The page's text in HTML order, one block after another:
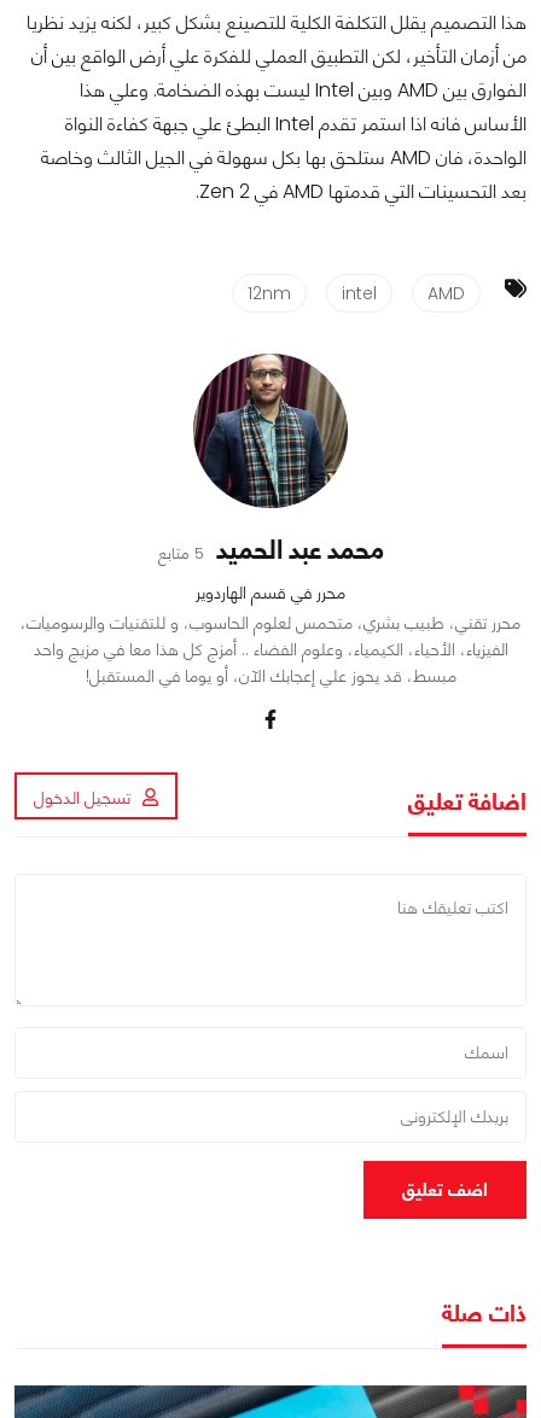
هذا التصميم يقلل التكلفة الكلية للتصينع بشكل كبير، لكنه يزيد نظريا
من أزمان التأخير، لكن التطبيق العملي للفكرة علي أرض الواقع بين أن
الفوارق بين AMD وبين Intel ليست بهذه الضخامة. وعلي هذا
الأساس فانه اذا استمر تقدم Intel البطئ علي جبهة كفاءة النواة
الواحدة، فان AMD ستلحق بها بكل سهولة في الجيل الثالث وخاصة
بعد التحسينات التي قدمتها AMD في Zen 2.
AMD
intel
12nm
محمد عبد الحميد 5 متابع
محرر في قسم الهاردوير
محرر تقني، طبيب بشري، متحمس لعلوم الحاسوب، و للتقنيات والرسوميات،
الفيزياء، الأحياء، الكيمياء، وعلوم الفضاء .. أمزج كل هذا معا في مزيج واحد
مبسط، قد يحوز علي إعجابك الآن، أو يوما في المستقبل!
اضافة تعليق تسجيل الدخول
اضف تعليق
ذات صلة